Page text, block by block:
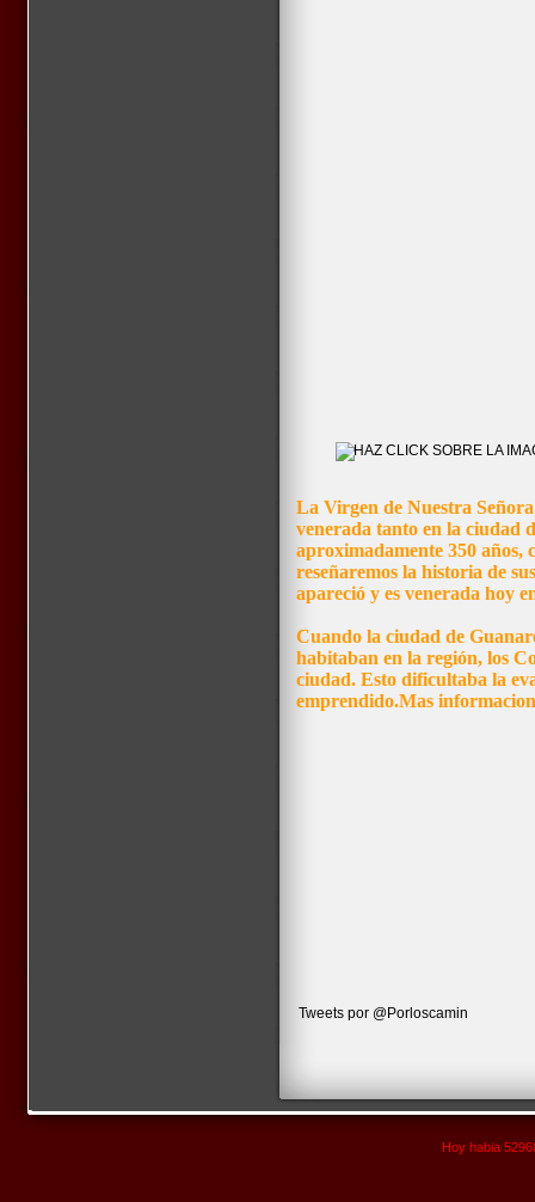
La Virgen de Nuestra
venerada tanto en la ciudad
aproximadamente 350 años,
reseñaremos la historia de
apareció y es venerada hoy
Cuando la ciudad de
habitaban en la región, los
ciudad. Esto dificultaba la
emprendido.Mas
Tweets por @Porloscamin
Hoy habia